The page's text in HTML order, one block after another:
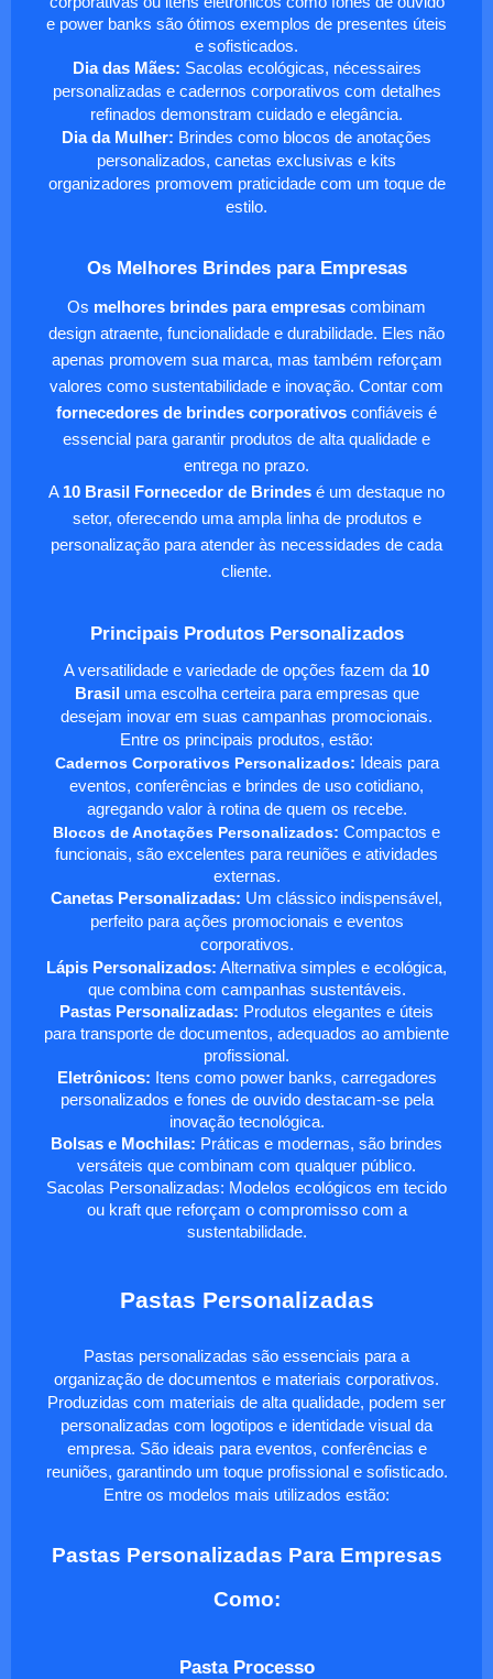
e power banks são ótimos exemplos de presentes úteis
e sofisticados.
Dia das Mães: Sacolas ecológicas, nécessaires
personalizadas e cadernos corporativos com detalhes
refinados demonstram cuidado e elegância.
Dia da Mulher: Brindes como blocos de anotações
personalizados, canetas exclusivas e kits
organizadores promovem praticidade com um toque de
estilo.
Os Melhores Brindes para Empresas
Os melhores brindes para empresas combinam
design atraente, funcionalidade e durabilidade. Eles não
apenas promovem sua marca, mas também reforçam
valores como sustentabilidade e inovação. Contar com
fornecedores de brindes corporativos confiáveis é
essencial para garantir produtos de alta qualidade e
entrega no prazo.
A 10 Brasil Fornecedor de Brindes é um destaque no
setor, oferecendo uma ampla linha de produtos e
personalização para atender às necessidades de cada
cliente.
Principais Produtos Personalizados
A versatilidade e variedade de opções fazem da 10
Brasil uma escolha certeira para empresas que
desejam inovar em suas campanhas promocionais.
Entre os principais produtos, estão:
Cadernos Corporativos Personalizados: Ideais para
eventos, conferências e brindes de uso cotidiano,
agregando valor à rotina de quem os recebe.
Blocos de Anotações Personalizados: Compactos e
funcionais, são excelentes para reuniões e atividades
externas.
Canetas Personalizadas: Um clássico indispensável,
perfeito para ações promocionais e eventos
corporativos.
Lápis Personalizados: Alternativa simples e ecológica,
que combina com campanhas sustentáveis.
Pastas Personalizadas: Produtos elegantes e úteis
para transporte de documentos, adequados ao ambiente
profissional.
Eletrônicos: Itens como power banks, carregadores
personalizados e fones de ouvido destacam-se pela
inovação tecnológica.
Bolsas e Mochilas: Práticas e modernas, são brindes
versáteis que combinam com qualquer público.
Sacolas Personalizadas: Modelos ecológicos em tecido
ou kraft que reforçam o compromisso com a
sustentabilidade.
Pastas Personalizadas
Pastas personalizadas são essenciais para a
organização de documentos e materiais corporativos.
Produzidas com materiais de alta qualidade, podem ser
personalizadas com logotipos e identidade visual da
empresa. São ideais para eventos, conferências e
reuniões, garantindo um toque profissional e sofisticado.
Entre os modelos mais utilizados estão:
Pastas Personalizadas Para Empresas
Como:
Pasta Processo